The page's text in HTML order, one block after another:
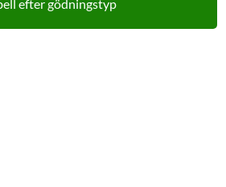
efter gödningstyp